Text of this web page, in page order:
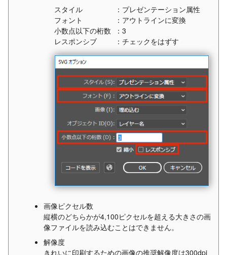
スタイル
フォント
小数点以下の桁数
レスポンシブ
：プレゼンテーション属性
：アウトラインに変換
：3
：チェックをはずす
画像ピクセル数
縦横のどちらかが4,100ピクセルを超える大きさの画
像ファイルを読み込むことはできません。
解像度
きれいに印刷するための画像の推奨解像度は300dpi